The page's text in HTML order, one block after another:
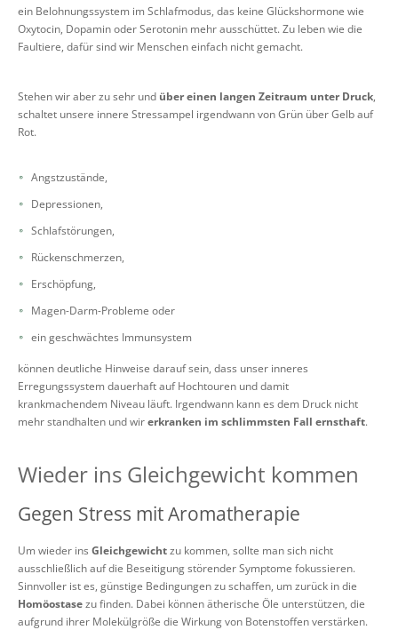
ein Belohnungssystem im Schlafmodus, das keine Glückshormone wie
Oxytocin, Dopamin oder Serotonin mehr ausschüttet. Zu leben wie die
Faultiere, dafür sind wir Menschen einfach nicht gemacht.
Stehen wir aber zu sehr und über einen langen Zeitraum unter Druck,
schaltet unsere innere Stressampel irgendwann von Grün über Gelb auf
Rot.
Angstzustände,
Depressionen,
Schlafstörungen,
Rückenschmerzen,
Erschöpfung,
Magen-Darm-Probleme oder
ein geschwächtes Immunsystem
können deutliche Hinweise darauf sein, dass unser inneres
Erregungssystem dauerhaft auf Hochtouren und damit
krankmachendem Niveau läuft. Irgendwann kann es dem Druck nicht
mehr standhalten und wirerkranken im schlimmsten Fall ernsthaft.
Wieder ins Gleichgewicht kommen
Gegen Stress mit Aromatherapie
Um wieder ins Gleichgewichtzu kommen, sollte man sich nicht
ausschließlich auf die Beseitigung störender Symptome fokussieren.
Sinnvoller ist es, günstige Bedingungen zu schaffen, um zurück in die
Homöostasezu finden. Dabei können ätherische Öle unterstützen, die
aufgrund ihrer Molekülgröße die Wirkung von Botenstoffen verstärken.